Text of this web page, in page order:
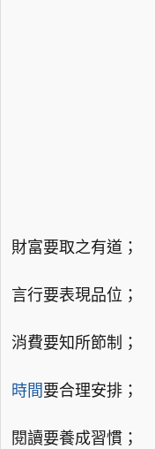
財富要取之有道；
言行要表現品位；
消費要知所節制；
時間要合理安排；
閱讀要養成習慣；